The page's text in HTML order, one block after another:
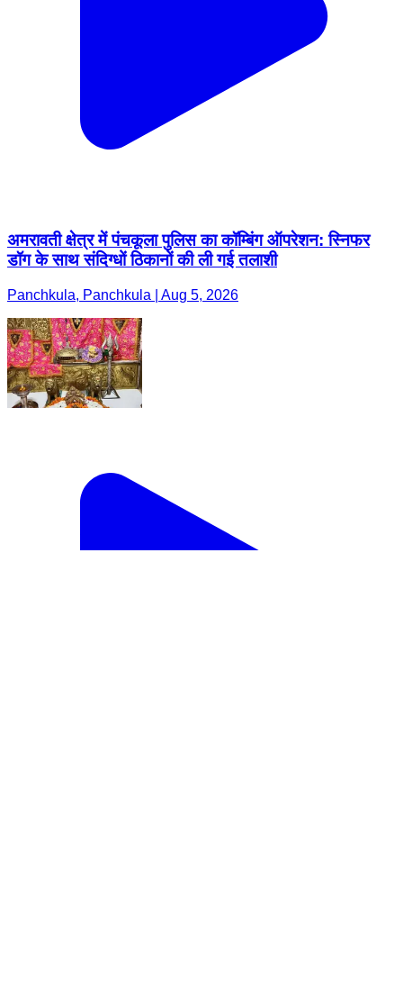
अमरावती क्षेत्र में पंचकूला पुलिस का कॉम्बिंग ऑपरेशन: स्निफर
डॉग के साथ संदिग्धों ठिकानों की ली गई तलाशी
Panchkula, Panchkula | Aug 5, 2026